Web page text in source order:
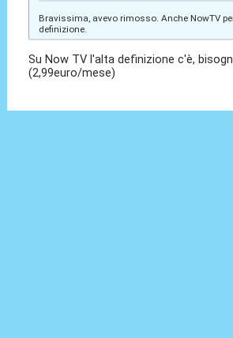
Bravissima, avevo rimosso. Anche NowTV
definizione.
Su Now TV l'alta definizione c'è,
(2,99euro/mese)